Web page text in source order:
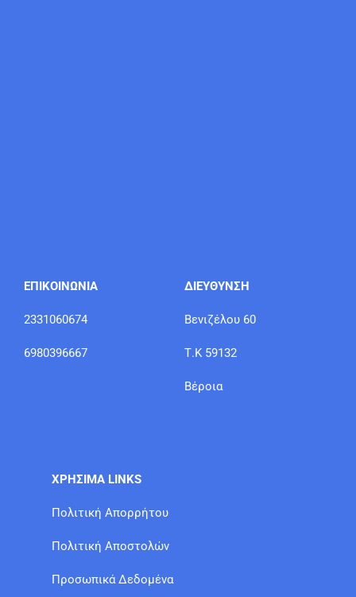
ΕΠΙΚΟΙΝΩΝΙΑ
2331060674
6980396667
ΔΙΕΥΘΥΝΣΗ
Βενιζέλου 60
Τ.Κ 59132
Βέροια
ΧΡΗΣΙΜΑ LINKS
Πολιτική Απορρήτου
Πολιτική Αποστολών
Προσωπικά Δεδομένα